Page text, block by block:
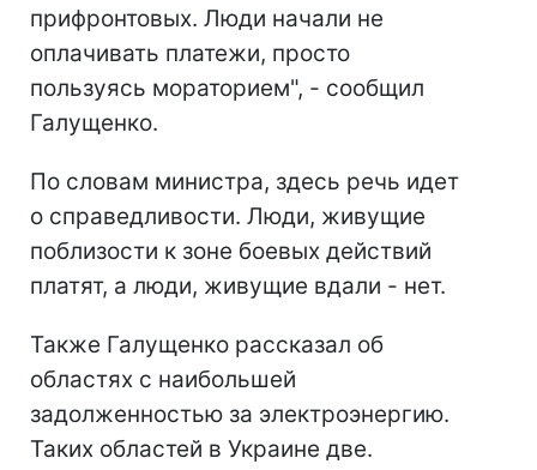
прифронтовых. Люди начали не
оплачивать платежи, просто
пользуясь мораторием", - сообщил
Галущенко.
По словам министра, здесь речь идет
о справедливости. Люди, живущие
поблизости к зоне боевых действий
платят, а люди, живущие вдали - нет.
Также Галущенко рассказал об
областях с наибольшей
задолженностью за электроэнергию.
Таких областей в Украине две.